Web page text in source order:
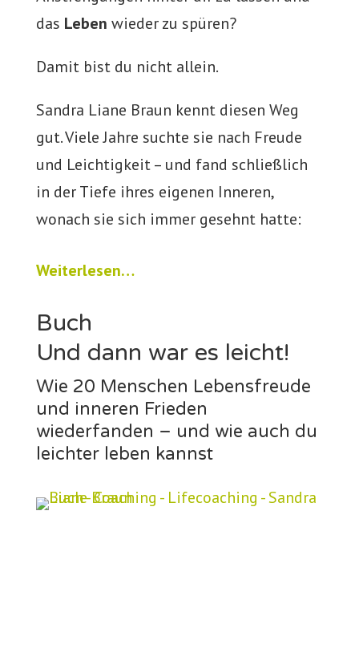
das Leben wieder zu spüren?
Damit bist du nicht allein.
Sandra Liane Braun kennt diesen Weg
gut. Viele Jahre suchte sie nach Freude
und Leichtigkeit – und fand schließlich
in der Tiefe ihres eigenen Inneren,
wonach sie sich immer gesehnt hatte:
Weiterlesen…
Buch
Und dann war es leicht!
Wie 20 Menschen Lebensfreude
und inneren Frieden
wiederfanden – und wie auch du
leichter leben kannst